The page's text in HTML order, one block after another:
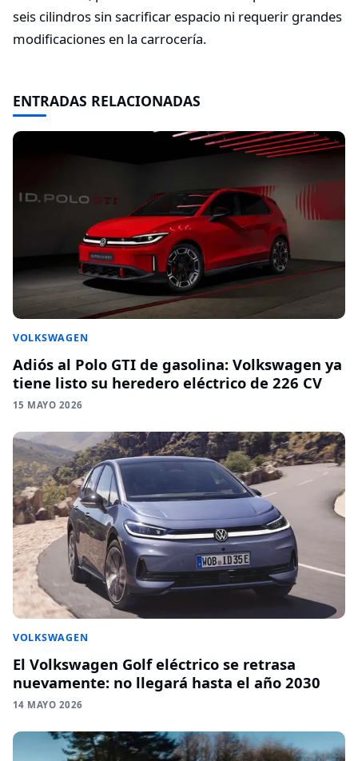
seis cilindros sin sacrificar espacio ni requerir grandes
modificaciones en la carrocería.
ENTRADAS RELACIONADAS
VOLKSWAGEN
Adiós al Polo GTI de gasolina: Volkswagen ya
tiene listo su heredero eléctrico de 226 CV
15 MAYO 2026
VOLKSWAGEN
El Volkswagen Golf eléctrico se retrasa
nuevamente: no llegará hasta el año 2030
14 MAYO 2026